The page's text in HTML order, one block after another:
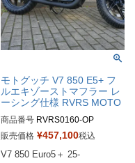
モトグッチ V7 850 E5+ フ
ルエキゾーストマフラー レ
ーシング仕様 RVRS MOTO
商品番号 RVRS0160-OP
RVRS0158：クローム
販売価格 ¥457,100税込
V7 850 Euro5＋ 25-